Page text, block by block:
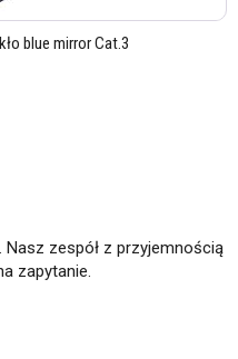
blue mirror Cat.3
zespół z przyjemnością
zapytanie.